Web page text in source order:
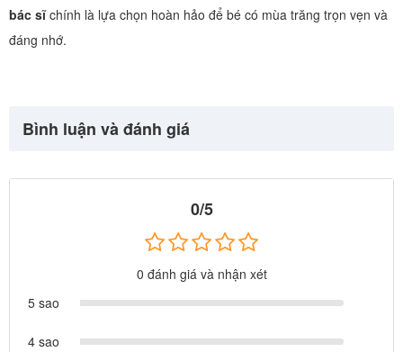
bác sĩchính là lựa chọn hoàn hảo để bé có mùa trăng trọn vẹn và
đáng nhớ.
Bình luận và đánh giá
0/5
0 đánh giá và nhận xét
5 sao
4 sao